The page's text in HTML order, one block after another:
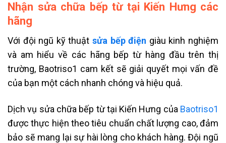
Nhận sửa chữa bếp từ tại Kiến Hưng các
hãng
Với đội ngũ kỹ thuật sửa bếp điện giàu kinh nghiệm
và am hiểu về các hãng bếp từ hàng đầu trên thị
trường, Baotriso1 cam kết sẽ giải quyết mọi vấn đề
của bạn một cách nhanh chóng và hiệu quả.
Dịch vụ sửa chữa bếp từ tại Kiến Hưng của Baotriso1
được thực hiện theo tiêu chuẩn chất lượng cao, đảm
bảo sẽ mang lại sự hài lòng cho khách hàng. Đội ngũ